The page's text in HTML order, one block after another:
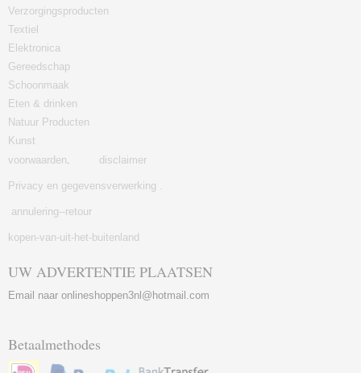
Verzorgingsproducten
Textiel
Elektronica
Gereedschap
Schoonmaak
Eten & drinken
Natuur Producten
Kunst
voorwaarden. disclaimer
Privacy en gegevensverwerking .
annulering--retour
kopen-van-uit-het-buitenland
UW ADVERTENTIE PLAATSEN
Email naar onlineshoppen3nl@hotmail.com
Betaalmethodes